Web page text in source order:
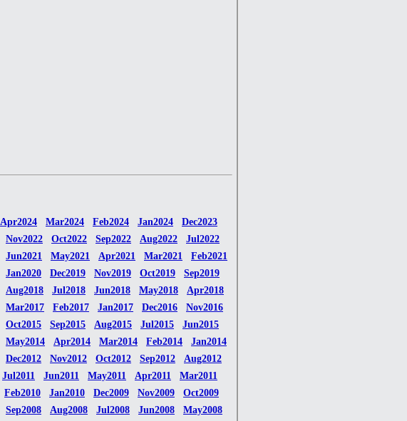
Apr2024 Mar2024 Feb2024 Jan2024
Dec2023
Nov2022 Oct2022 Sep2022 Aug2022
Jul2022
Jun2021 May2021 Apr2021 Mar2021
Feb2021
Jan2020 Dec2019 Nov2019 Oct2019
Sep2019
Aug2018 Jul2018 Jun2018 May2018
Apr2018
Mar2017 Feb2017 Jan2017 Dec2016
Nov2016
Oct2015 Sep2015 Aug2015 Jul2015
Jun2015
May2014 Apr2014 Mar2014 Feb2014
Jan2014
Dec2012 Nov2012 Oct2012 Sep2012
Aug2012
Jul2011 Jun2011 May2011 Apr2011
Mar2011
Feb2010 Jan2010 Dec2009 Nov2009
Oct2009
Sep2008 Aug2008 Jul2008 Jun2008 May2008